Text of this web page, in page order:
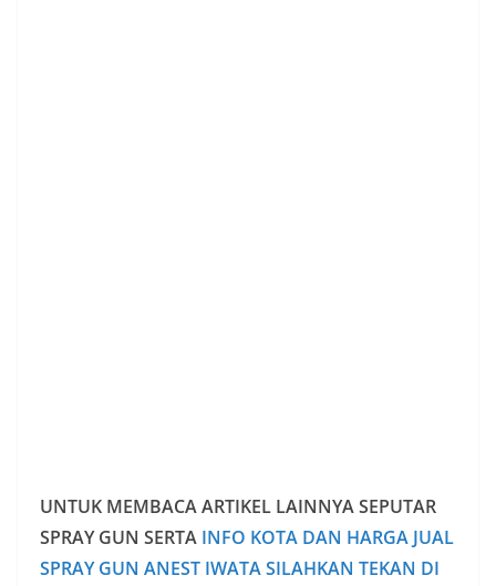
UNTUK MEMBACA ARTIKEL LAINNYA SEPUTAR
SPRAY GUN SERTA INFO KOTA DAN HARGA JUAL
SPRAY GUN ANEST IWATA SILAHKAN TEKAN DI